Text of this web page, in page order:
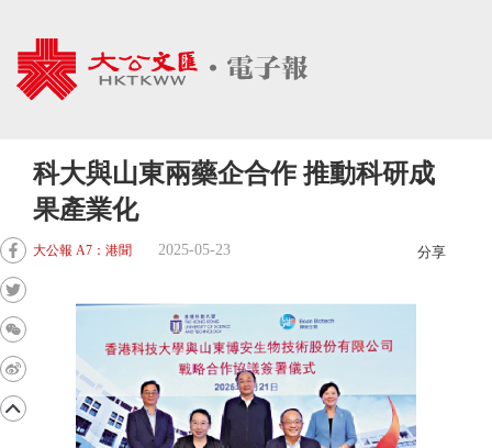
科大與山東兩藥企合作 推動科研成
果產業化
大公報 A7：港聞 2025-05-23 分享